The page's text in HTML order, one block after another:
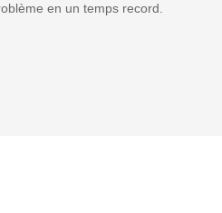
en un temps record.